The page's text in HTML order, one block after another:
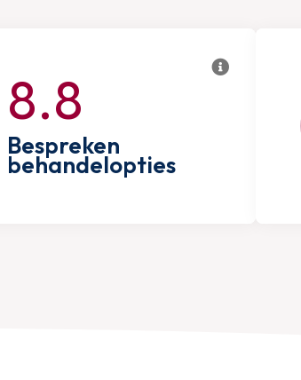
8.8
Bespreken
behandelopties